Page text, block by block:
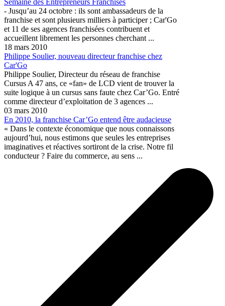
- Jusqu’au 24 octobre : ils sont ambassadeurs de la
franchise et sont plusieurs milliers à participer ; Car'Go
et 11 de ses agences franchisées contribuent et
accueillent librement les personnes cherchant ...
18 mars 2010
Philippe Soulier, nouveau directeur franchise chez
Car'Go
Philippe Soulier, Directeur du réseau de franchise
Cursus A 47 ans, ce «fan» de LCD vient de trouver la
suite logique à un cursus sans faute chez Car’Go. Entré
comme directeur d’exploitation de 3 agences ...
03 mars 2010
En 2010, la franchise Car’Go entend être audacieuse
« Dans le contexte économique que nous connaissons
aujourd’hui, nous estimons que seules les entreprises
imaginatives et réactives sortiront de la crise. Notre fil
conducteur ? Faire du commerce, au sens ...